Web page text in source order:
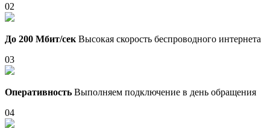
02
До 200 Мбит/сек Высокая скорость беспроводного интернета
03
Оперативность Выполняем подключение в день обращения
04